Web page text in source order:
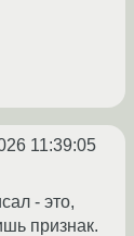
11:39:05
- это,
признак.